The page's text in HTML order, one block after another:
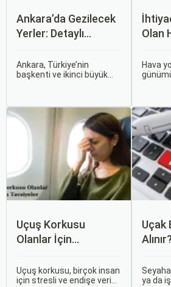
Ankara’da Gezilecek
Yerler: Detaylı
Ankara, Türkiye’nin
başkenti ve ikinci büyük
dikkat çekmektedir.
Anadolu’nun kalbinde yer
alan bu şehir, hem tarihî
zenginlikleri hem de doğal
ziyaretçilerine çeşitli keşif
imkanları sunmaktadır.
Olan
Hava
Ancak,
ve
Uçuş Korkusu
Olanlar İçin
Uçuş korkusu, birçok insan
için stresli ve endişe verici
Uçak
ya da